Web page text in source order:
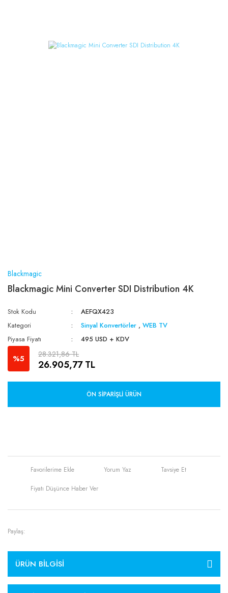
Blackmagic
Blackmagic Mini Converter SDI Distribution 4K
Stok Kodu
AEFQX423
Kategori
Sinyal Konvertörler ,WEB TV
Piyasa Fiyatı
495 USD + KDV
%5 28.321,86 TL
26.905,77 TL
ÖN SIPARIŞLI ÜRÜN
Yorum Yaz Tavsiye Et
Fiyatı Düşünce Haber Ver
Paylaş:
ÜRÜN BILGISI